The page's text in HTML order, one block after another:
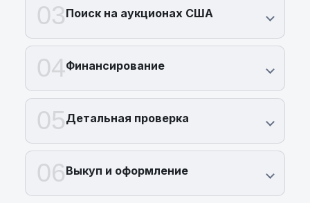
03Поиск на аукционах США
04Финансирование
05Детальная проверка
06Выкуп и оформление